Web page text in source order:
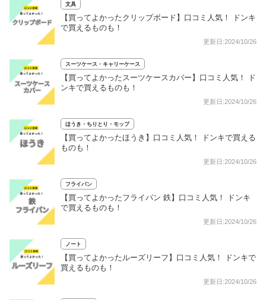
文具
【買ってよかったクリップボード】口コミ人気！ ドンキ
で買えるものも！
更新日:2024/10/26
スーツケース・キャリーケース
【買ってよかったスーツケースカバー】口コミ人気！ ド
ンキで買えるものも！
更新日:2024/10/26
ほうき・ちりとり・モップ
【買ってよかったほうき】口コミ人気！ ドンキで買える
ものも！
更新日:2024/10/26
フライパン
【買ってよかったフライパン 鉄】口コミ人気！ ドンキ
で買えるものも！
更新日:2024/10/26
ノート
【買ってよかったルーズリーフ】口コミ人気！ ドンキで
買えるものも！
更新日:2024/10/26